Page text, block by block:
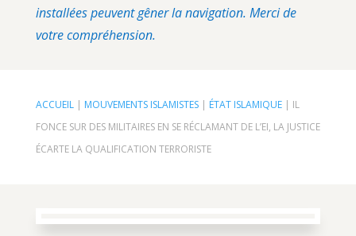
installées peuvent gêner la navigation. Merci de
votre compréhension.
ACCUEIL| MOUVEMENTS ISLAMISTES| ÉTAT ISLAMIQUE| IL
FONCE SUR DES MILITAIRES EN SE RÉCLAMANT DE L’EI, LA JUSTICE
ÉCARTE LA QUALIFICATION TERRORISTE